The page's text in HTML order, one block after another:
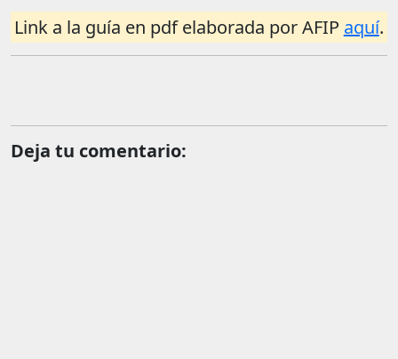
Link a la guía en pdf elaborada por AFIP aquí.
Deja tu comentario: